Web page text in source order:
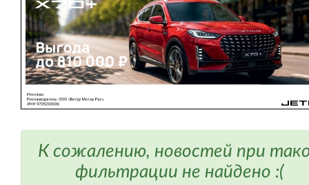
К сожалению, новостей при
фильтрации не найдено :(